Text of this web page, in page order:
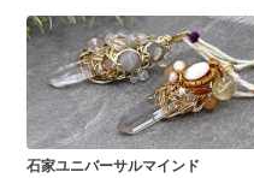
石家ユニバーサルマインド